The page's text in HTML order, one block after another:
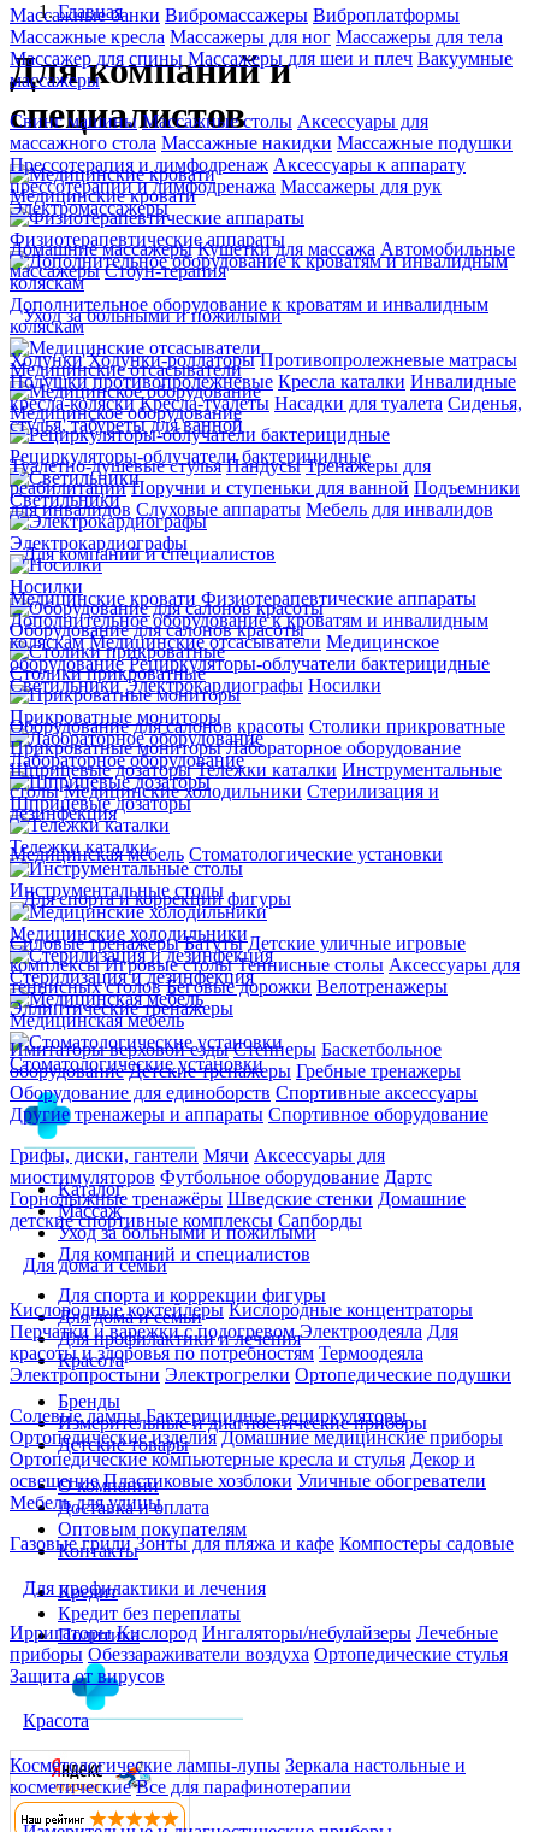
Массажные банки Вибромассажеры Виброплатформы
Массажные кресла Массажеры для ног Массажеры для тела
Массажер для спины Массажеры для шеи и плеч Вакуумные
массажеры
Свинг машины Массажные столы Аксессуары для
массажного стола Массажные накидки Массажные подушки
Прессотерапия и лимфодренаж Аксессуары к аппарату
прессотерапии и лимфодренажа Массажеры для рук
Электромассажеры
Домашние массажеры Кушетки для массажа Автомобильные
массажеры Стоун-терапия
Уход за больными и пожилыми
ХодункиХодунки-роллаторы Противопролежневые матрасы
Подушки противопролежневые Кресла каталки Инвалидные
кресла-коляски Кресла-туалеты Насадки для туалета Сиденья,
стулья, табуреты для ванной
Туалетно-душевые стулья Пандусы Тренажеры для
реабилитации Поручни и ступеньки для ванной Подъемники
для инвалидов Слуховые аппараты Мебель для инвалидов
Для компаний и специалистов
Медицинские кровати Физиотерапевтические аппараты
Дополнительное оборудование к кроватям и инвалидным
коляскам Медицинские отсасыватели Медицинское
оборудование Рециркуляторы-облучатели бактерицидные
Светильники Электрокардиографы Носилки
Оборудование для салонов красоты Столики прикроватные
Прикроватные мониторы Лабораторное оборудование
Шприцевые дозаторы Тележки каталки Инструментальные
столы Медицинские холодильники Стерилизация и
дезинфекция
Медицинская мебель Стоматологические установки
Для спорта и коррекции фигуры
Силовые тренажеры Батуты Детские уличные игровые
комплексы Игровые столы Теннисные столы Аксессуары для
теннисных столов Беговые дорожки Велотренажеры
Эллиптические тренажеры
Имитаторы верховой езды Степперы Баскетбольное
оборудование Детские тренажеры Гребные тренажеры
Оборудование для единоборств Спортивные аксессуары
Другие тренажеры и аппараты Спортивное оборудование
Грифы, диски, гантели Мячи Аксессуары для
миостимуляторов Футбольное оборудование Дартс
Горнолыжные тренажёры Шведские стенки Домашние
детские спортивные комплексы Сапборды
Для дома и семьи
Кислородные коктейлеры Кислородные концентраторы
Перчатки и варежки с подогревом Электроодеяла Для
красоты и здоровья по потребностям Термоодеяла
Электропростыни Электрогрелки Ортопедические подушки
Солевые лампы Бактерицидные рециркуляторы
Ортопедические изделия Домашние медицинские приборы
Ортопедические компьютерные кресла и стулья Декор и
освещение Пластиковые хозблоки Уличные обогреватели
Мебель для улицы
Газовые грили Зонты для пляжа и кафе Компостеры садовые
Для профилактики и лечения
Ирригаторы Кислород Ингаляторы/небулайзеры Лечебные
приборы Обеззараживатели воздуха Ортопедические стулья
Защита от вирусов
Красота
Косметологические лампы-лупы Зеркала настольные и
косметические Все для парафинотерапии
Главная
Для компаний и
специалистов
Медицинские кровати
Физиотерапевтические аппараты
Дополнительное оборудование к кроватям и инвалидным
коляскам
Медицинские отсасыватели
Медицинское оборудование
Рециркуляторы-облучатели бактерицидные
Светильники
Электрокардиографы
Носилки
Оборудование для салонов красоты
Столики прикроватные
Прикроватные мониторы
Лабораторное оборудование
Шприцевые дозаторы
Тележки каталки
Инструментальные столы
Медицинские холодильники
Стерилизация и дезинфекция
Медицинская мебель
Стоматологические установки
Каталог
Массаж
Уход за больными и пожилыми
Для компаний и специалистов
Для спорта и коррекции фигуры
Для дома и семьи
Для профилактики и лечения
Красота
Бренды
Измерительные и диагностические приборы
Детские товары
О компании
Доставка и оплата
Оптовым покупателям
Контакты
Кредит
Кредит без переплаты
Политика